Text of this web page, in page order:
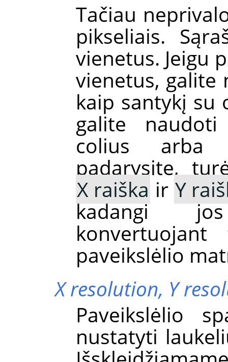
Tačiau
pikseliais.
vienetus. Jeigu
vienetus, galite
kaip santykį su
galite
colius arba
padarysite,
X raiška ir Y
kadangi
paveikslėlio
X resolution, Y
Paveikslėlio
nustatyti